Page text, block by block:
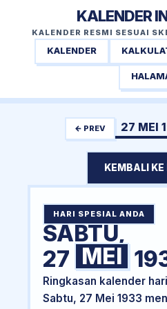
KALENDER
KALENDER RESMI SESUAI
KALENDER
← PREV 27 MEI
KEMBALI KE
HARI SPESIAL ANDA
SABTU,
27 MEI
Ringkasan kalender
Sabtu, 27 Mei 1933